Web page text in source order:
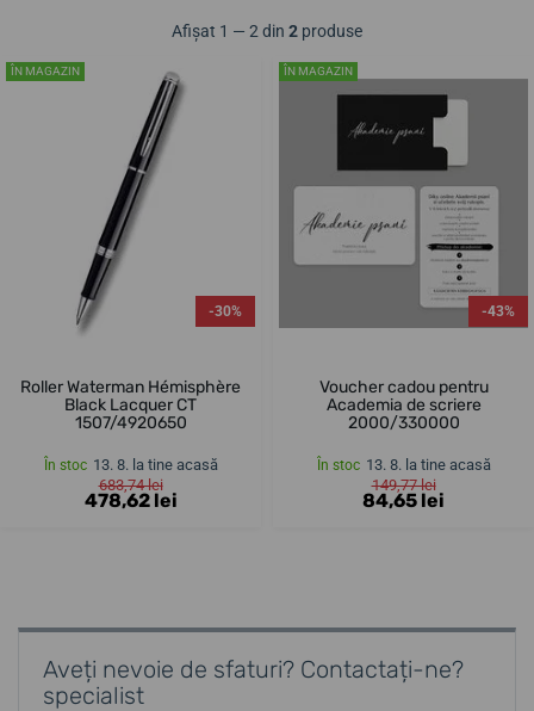
Afișat 1 — 2 din 2 produse
ÎN MAGAZIN
-30%
Roller Waterman Hémisphère
Black Lacquer CT
1507/4920650
În stoc 13. 8. la tine acasă
683,74 lei
478,62 lei
ÎN MAGAZIN
-43%
Voucher cadou pentru
Academia de scriere
2000/330000
În stoc 13. 8. la tine acasă
149,77 lei
84,65 lei
Aveți nevoie de sfaturi? Contactați-ne?
specialist